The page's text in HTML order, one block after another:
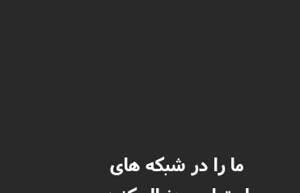
ما را در شبکه های